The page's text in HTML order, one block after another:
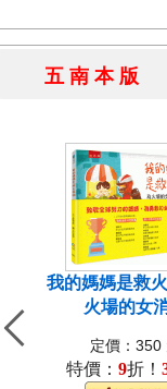
五 南 本
我的媽媽是救
火場的女
定價：350
特價： 9折！